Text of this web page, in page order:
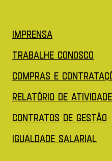
Imprensa
Trabalhe conosco
COMPRAS E
Relatório de
Contratos de Gestão
IGUALDADE SALARIAL